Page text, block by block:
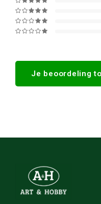
Je beoordeling